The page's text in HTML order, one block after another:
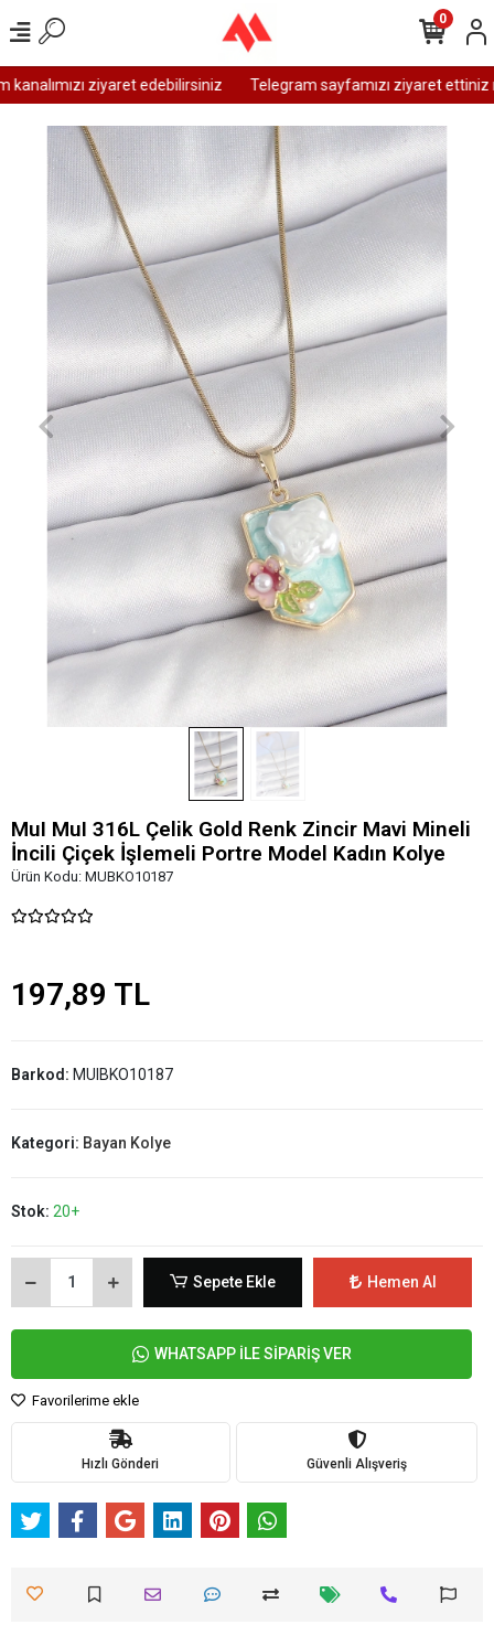
ziyaret edebilirsiniz Telegram sayfamızı ziyaret ettiniz
0
MuI MuI 316L Çelik Gold Renk Zincir Mavi Mineli
İncili Çiçek İşlemeli Portre Model Kadın Kolye
Ürün Kodu: MUBKO10187
197,89 TL
Barkod: MUIBKO10187
Kategori: Bayan Kolye
Stok: 20+
Sepete Ekle Hemen Al
WHATSAPP İLE SİPARİŞ VER
Favorilerime ekle
Hızlı Gönderi Güvenli Alışveriş